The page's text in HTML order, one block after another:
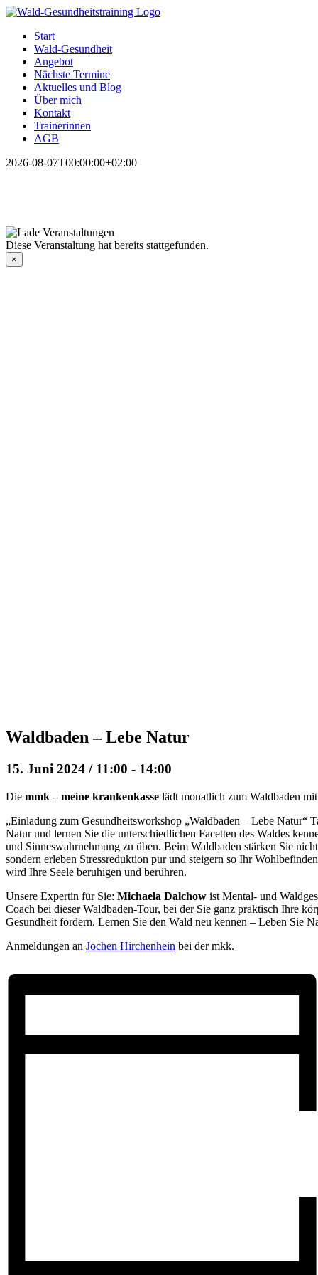
Zum
springenStart
Wald-Gesundheit
Angebot
Nächste Termine
Aktuelles und Blog
Über mich
Kontakt
Trainerinnen
AGB
2026-08-07T00:00:00+02:00
Diese Veranstaltung hat bereits stattgefunden.
×
Waldbaden – Lebe Natur
15. Juni 2024 / 11:00 - 14:00
Die mmk – meine krankenkasse lädt monatlich zum Waldbaden
„Einladung zum Gesundheitsworkshop „Waldbaden – Lebe Natur“
Natur und lernen Sie die unterschiedlichen Facetten des Waldes
und Sinneswahrnehmung zu üben. Beim Waldbaden stärken Sie
sondern erleben Stressreduktion pur und steigern so Ihr
wird Ihre Seele beruhigen und berühren.
Unsere Expertin für Sie: Michaela Dalchow ist Mental- und
Coach bei dieser Waldbaden-Tour, bei der Sie ganz praktisch Ihre
Gesundheit fördern. Lernen Sie den Wald neu kennen – Leben Sie
Anmeldungen an Jochen Hirchenhein bei der mkk.